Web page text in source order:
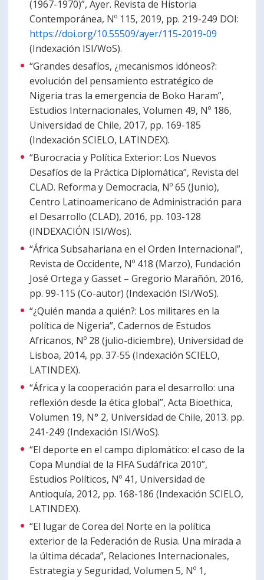
(1967-1970)”, Ayer. Revista de Historia
Contemporánea, Nº 115, 2019, pp. 219-249 DOI:
https://doi.org/10.55509/ayer/115-2019-09
(Indexación ISI/WoS).
“Grandes desafíos, ¿mecanismos idóneos?:
evolución del pensamiento estratégico de
Nigeria tras la emergencia de Boko Haram”,
Estudios Internacionales, Volumen 49, Nº 186,
Universidad de Chile, 2017, pp. 169-185
(Indexación SCIELO, LATINDEX).
“Burocracia y Política Exterior: Los Nuevos
Desafíos de la Práctica Diplomática”, Revista del
CLAD. Reforma y Democracia, Nº 65 (Junio),
Centro Latinoamericano de Administración para
el Desarrollo (CLAD), 2016, pp. 103-128
(INDEXACIÓN ISI/Wos).
“África Subsahariana en el Orden Internacional”,
Revista de Occidente, Nº 418 (Marzo), Fundación
José Ortega y Gasset – Gregorio Marañón, 2016,
pp. 99-115 (Co-autor) (Indexación ISI/WoS).
“¿Quién manda a quién?: Los militares en la
política de Nigeria”, Cadernos de Estudos
Africanos, Nº 28 (julio-diciembre), Universidad de
Lisboa, 2014, pp. 37-55 (Indexación SCIELO,
LATINDEX).
“África y la cooperación para el desarrollo: una
reflexión desde la ética global”, Acta Bioethica,
Volumen 19, N° 2, Universidad de Chile, 2013. pp.
241-249 (Indexación ISI/WoS).
“El deporte en el campo diplomático: el caso de la
Copa Mundial de la FIFA Sudáfrica 2010”,
Estudios Políticos, Nº 41, Universidad de
Antioquía, 2012, pp. 168-186 (Indexación SCIELO,
LATINDEX).
“El lugar de Corea del Norte en la política
exterior de la Federación de Rusia. Una mirada a
la última década”, Relaciones Internacionales,
Estrategia y Seguridad, Volumen 5, Nº 1,